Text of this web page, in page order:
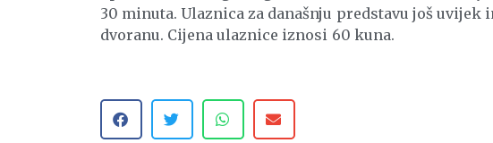
30 minuta. Ulaznica za današnju predstavu još uvijek
dvoranu. Cijena ulaznice iznosi 60 kuna.